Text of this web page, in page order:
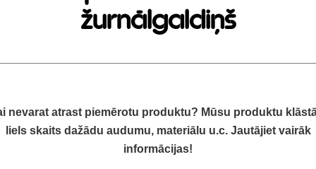
žurnālgaldiņš
nevarat atrast piemērotu produktu? Mūsu produktu
liels skaits dažādu audumu, materiālu u.c. Jautājiet vairāk
informācijas!